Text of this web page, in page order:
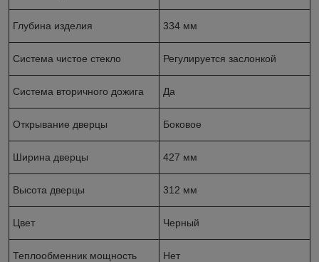
Глубина изделия 334 мм
Система чистое стекло Регулируется заслонкой
Система вторичного дожига Да
Открывание дверцы Боковое
Ширина дверцы 427 мм
Высота дверцы 312 мм
Цвет Черный
Теплообменник мощность
Нет